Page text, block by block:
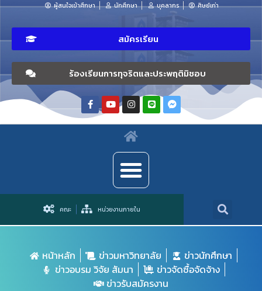
ผู้สนใจเข้าศึกษา นักศึกษา บุคลากร ศิษย์เก่า
สมัครเรียน
ร้องเรียนการทุจริตและประพฤติมิชอบ
คณะ หน่วยงานภายใน
หน้าหลัก ข่าวมหาวิทยาลัย
ข่าวนักศึกษา
ข่าวอบรม วิจัย สัมนา
ข่าวจัดซื้อจัดจ้าง
ข่าวรับสมัครงาน